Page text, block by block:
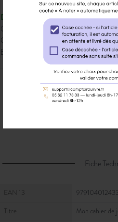
Disponible
Qté dispo en magasin : 1
Gisement : 00-MDS.J-B
Etat Dilicom : Disponible
Fiche
Fiche Technique
EAN 13
Titre
Mon cahier de